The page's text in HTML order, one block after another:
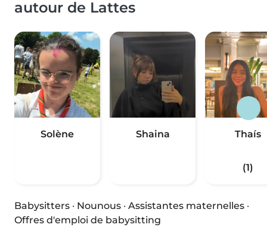
autour de Lattes
Solène Shaina Thaís
(1)
Babysitters · Nounous · Assistantes maternelles ·
Offres d'emploi de babysitting